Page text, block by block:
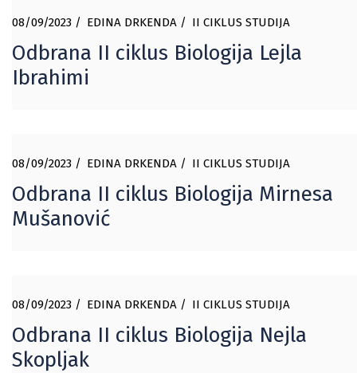
08/09/2023 EDINA DRKENDA II CIKLUS STUDIJA
Odbrana II ciklus Biologija Lejla
Ibrahimi
08/09/2023 EDINA DRKENDA II CIKLUS STUDIJA
Odbrana II ciklus Biologija Mirnesa
Mušanović
08/09/2023 EDINA DRKENDA II CIKLUS STUDIJA
Odbrana II ciklus Biologija Nejla
Skopljak